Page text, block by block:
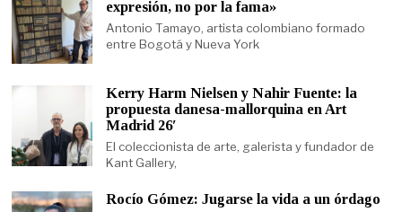
expresión, no por la fama»
Antonio Tamayo, artista colombiano formado
entre Bogotá y Nueva York
Kerry Harm Nielsen y Nahir Fuente: la
propuesta danesa-mallorquina en Art
Madrid 26′
El coleccionista de arte, galerista y fundador de
Kant Gallery,
Rocío Gómez: Jugarse la vida a un órdago